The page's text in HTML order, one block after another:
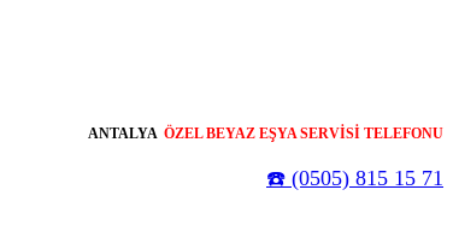
ANTALYA ÖZEL BEYAZ EŞYA SERVİSİ TELEFONU
☎️ (0505) 815 15 71